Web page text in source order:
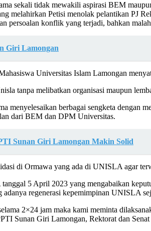
sekali tidak mewakili aspirasi BEM
melahirkan Petisi menolak pelantikan PJ
persoalan konflik yang terjadi, bahkan
Giri Lamongan
Universitas Islam Lamongan
tanpa melibatkan organisasi maupun
menyelesaikan berbagai sengketa
dari BEM dan DPM Universitas.
Sunan Giri Lamongan Makin Solid
di Ormawa yang ada di UNISLA agar
5 April 2023 yang mengabaikan
regenerasi kepemimpinan UNISLA
2×24 jam maka kami meminta
Sunan Giri Lamongan, Rektorat dan